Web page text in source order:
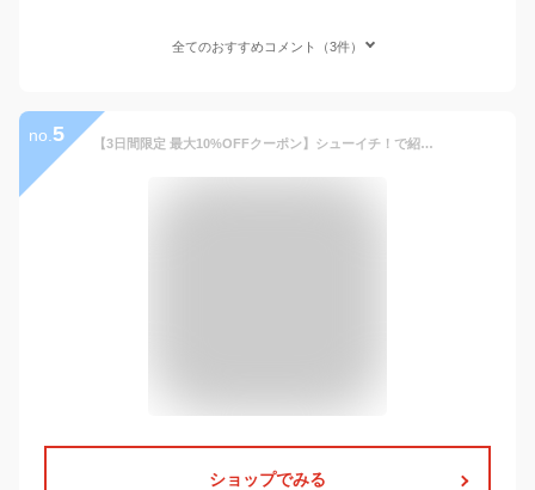
全てのおすすめコメント（3件）
no. 5 【3日間限定 最大10%OFFクーポン】シューイチ！で紹介 翻訳機 イヤホン型 翻訳機 Wooask M6 AI Bluetooth イヤホン翻訳 127ヶ国語対応 同時通訳 海外旅行 観光 外国 ビジネス 音声 英語 中国語 日本語 フランス語 韓国語 ランキング1位 国内公式ショップ
ショップでみる